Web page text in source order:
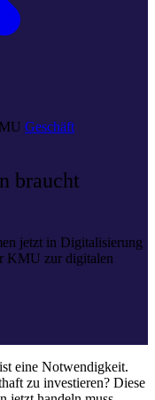
Geschäft
braucht
jetzt in Digitalisierung
KMU zur digitalen
eine Notwendigkeit.
zu investieren? Diese